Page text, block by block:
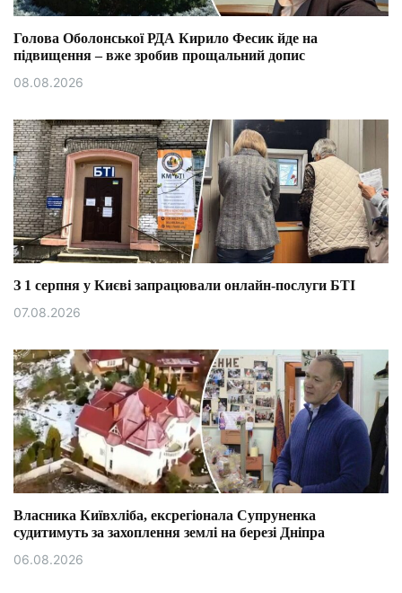
Голова Оболонської РДА Кирило Фесик йде на
підвищення – вже зробив прощальний допис
08.08.2026
З 1 серпня у Києві запрацювали онлайн-послуги БТІ
07.08.2026
Власника Київхліба, ексрегіонала Супруненка
судитимуть за захоплення землі на березі Дніпра
06.08.2026